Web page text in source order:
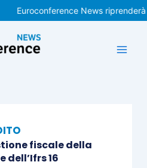
Euroconference News riprenderà le
fiscale della
16